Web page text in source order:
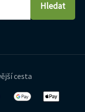
Hledat
cesta